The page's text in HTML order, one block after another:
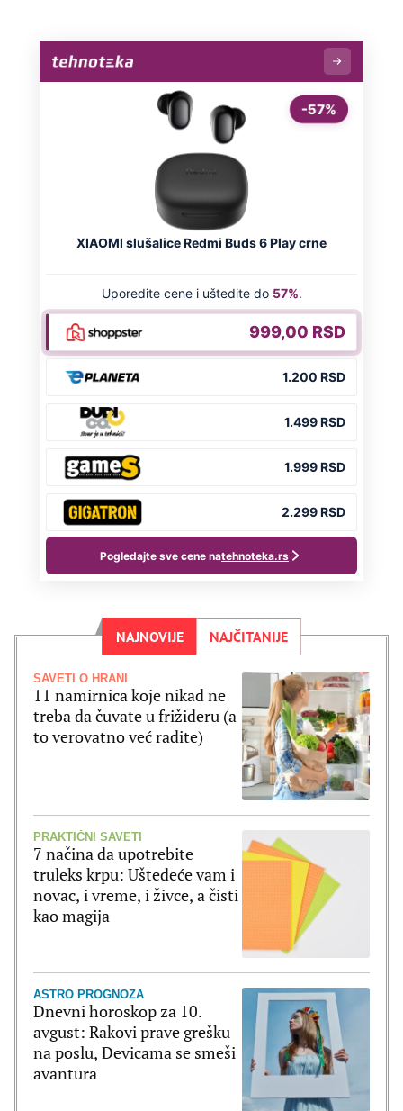
NAJNOVIJE NAJČITANIJE
SAVETI O HRANI
11 namirnica koje nikad ne
treba da čuvate u frižideru (a
to verovatno već radite)
PRAKTIČNI SAVETI
7 načina da upotrebite
truleks krpu: Uštedeće vam i
novac, i vreme, i živce, a čisti
kao magija
ASTRO PROGNOZA
Dnevni horoskop za 10.
avgust: Rakovi prave grešku
na poslu, Devicama se smeši
avantura